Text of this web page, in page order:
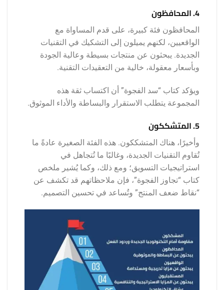
4. المحافظون
المحافظون فئة كبيرة، على قدم المساواة مع
الواقعيين، لكنهم يميلون إلى التشكيك في التقنيات
الجديدة. يبحثون عن منتجات بسيطة وعالية الجودة
وبأسعار معقولة، خالية من التعقيدات التقنية.
ويؤكد كتاب “سد الفجوة” أن اكتساب ثقة هذه
المجموعة يتطلب الاستقرار والبساطة والأداء الموثوق.
5. المتشككون
وأخيرًا، هناك المتشككون. هذه الفئة الصغيرة عادةً ما
تُقاوم التقنيات الجديدة، وغالبًا ما تُتجاهل في
استراتيجيات التسويق؛ ومع ذلك، وكما يُشير ملخص
كتاب “تجاوز الفجوة”، فإن ملاحظاتهم قد تكشف عن
“نقاط ضعف المنتج” وتُساعد في تحسين التصميم.